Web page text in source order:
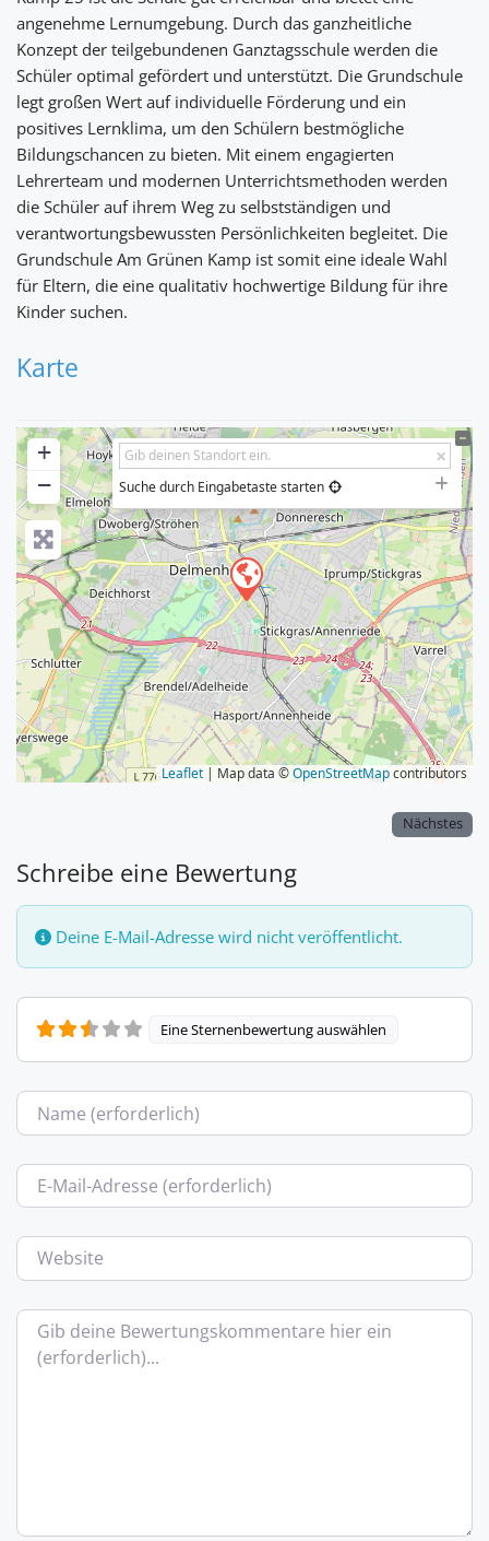
angenehme Lernumgebung. Durch das ganzheitliche
Konzept der teilgebundenen Ganztagsschule werden die
Schüler optimal gefördert und unterstützt. Die Grundschule
legt großen Wert auf individuelle Förderung und ein
positives Lernklima, um den Schülern bestmögliche
Bildungschancen zu bieten. Mit einem engagierten
Lehrerteam und modernen Unterrichtsmethoden werden
die Schüler auf ihrem Weg zu selbstständigen und
verantwortungsbewussten Persönlichkeiten begleitet. Die
Grundschule Am Grünen Kamp ist somit eine ideale Wahl
für Eltern, die eine qualitativ hochwertige Bildung für ihre
Kinder suchen.
Karte
+
−
Suche durch Eingabetaste starten
Leaflet | Map data ©OpenStreetMapcontributors
Nächstes
Schreibe eine Bewertung
Deine E-Mail-Adresse wird nicht veröffentlicht.
Eine Sternenbewertung auswählen
Name
E-Mail
Website
Bewertungstext